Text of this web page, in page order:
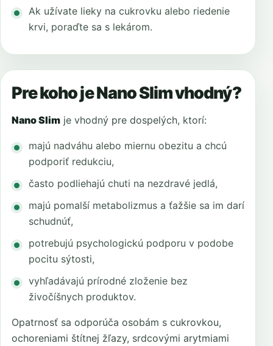
Ak užívate lieky na cukrovku alebo riedenie
krvi, poraďte sa s lekárom.
Pre koho je Nano Slim vhodný?
Nano Slim je vhodný pre dospelých, ktorí:
majú nadváhu alebo miernu obezitu a chcú
podporiť redukciu,
často podliehajú chuti na nezdravé jedlá,
majú pomalší metabolizmus a ťažšie sa im darí
schudnúť,
potrebujú psychologickú podporu v podobe
pocitu sýtosti,
vyhľadávajú prírodné zloženie bez
živočíšnych produktov.
Opatrnosť sa odporúča osobám s cukrovkou,
ochoreniami štítnej žľazy, srdcovými arytmiami